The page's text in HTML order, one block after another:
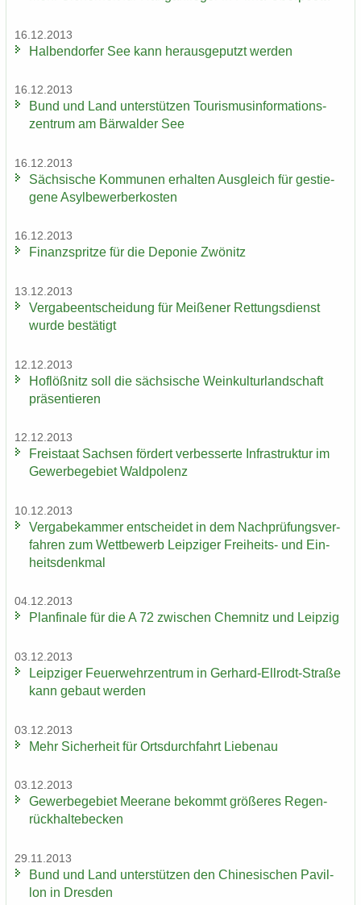
16.12.2013
Hal­ben­dor­fer See kann her­aus­ge­putzt wer­den
16.12.2013
Bund und Land un­ter­stüt­zen Tou­ris­mus­in­for­ma­ti­ons­
zen­trum am Bär­wal­der See
16.12.2013
Säch­si­sche Kom­mu­nen er­hal­ten Aus­gleich für ge­stie­
ge­ne Asyl­be­wer­ber­kos­ten
16.12.2013
Fi­nanz­sprit­ze für die De­po­nie Zwö­nitz
13.12.2013
Ver­ga­be­ent­schei­dung für Mei­ße­ner Ret­tungs­dienst
wurde be­stä­tigt
12.12.2013
Hof­löß­nitz soll die säch­si­sche Wein­kul­tur­land­schaft
prä­sen­tie­ren
12.12.2013
Frei­staat Sach­sen för­dert ver­bes­ser­te In­fra­struk­tur im
Ge­wer­be­ge­biet Wald­po­lenz
10.12.2013
Ver­ga­be­kam­mer ent­schei­det in dem Nach­prü­fungs­ver­
fah­ren zum Wett­be­werb Leip­zi­ger Freiheits-​ und Ein­
heits­denk­mal
04.12.2013
Plan­fi­na­le für die A 72 zwi­schen Chem­nitz und Leip­zig
03.12.2013
Leip­zi­ger Feu­er­wehr­zen­trum in Gerhard-​Ellrodt-Straße
kann ge­baut wer­den
03.12.2013
Mehr Si­cher­heit für Orts­durch­fahrt Lie­be­nau
03.12.2013
Ge­wer­be­ge­biet Meer­a­ne be­kommt grö­ße­res Re­gen­
rück­hal­te­be­cken
29.11.2013
Bund und Land un­ter­stüt­zen den Chi­ne­si­schen Pa­vil­
lon in Dres­den